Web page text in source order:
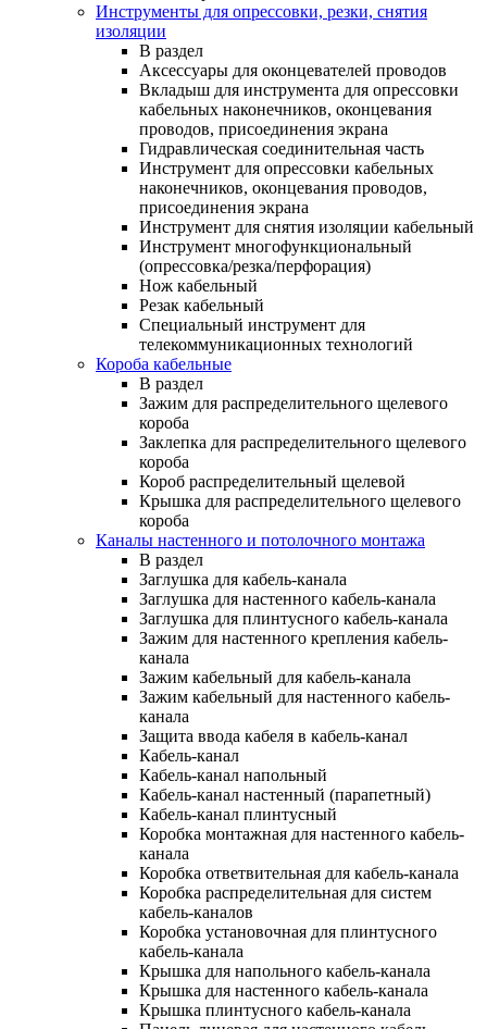
Инструменты для опрессовки, резки, снятия
изоляции
В раздел
Аксессуары для оконцевателей проводов
Вкладыш для инструмента для опрессовки
кабельных наконечников, оконцевания
проводов, присоединения экрана
Гидравлическая соединительная часть
Инструмент для опрессовки кабельных
наконечников, оконцевания проводов,
присоединения экрана
Инструмент для снятия изоляции кабельный
Инструмент многофункциональный
(опрессовка/резка/перфорация)
Нож кабельный
Резак кабельный
Специальный инструмент для
телекоммуникационных технологий
Короба кабельные
В раздел
Зажим для распределительного щелевого
короба
Заклепка для распределительного щелевого
короба
Короб распределительный щелевой
Крышка для распределительного щелевого
короба
Каналы настенного и потолочного монтажа
В раздел
Заглушка для кабель-канала
Заглушка для настенного кабель-канала
Заглушка для плинтусного кабель-канала
Зажим для настенного крепления кабель-
канала
Зажим кабельный для кабель-канала
Зажим кабельный для настенного кабель-
канала
Защита ввода кабеля в кабель-канал
Кабель-канал
Кабель-канал напольный
Кабель-канал настенный (парапетный)
Кабель-канал плинтусный
Коробка монтажная для настенного кабель-
канала
Коробка ответвительная для кабель-канала
Коробка распределительная для систем
кабель-каналов
Коробка установочная для плинтусного
кабель-канала
Крышка для напольного кабель-канала
Крышка для настенного кабель-канала
Крышка плинтусного кабель-канала